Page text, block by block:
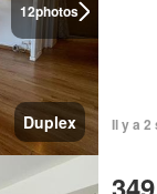
12photos
Duplex Il y a 2